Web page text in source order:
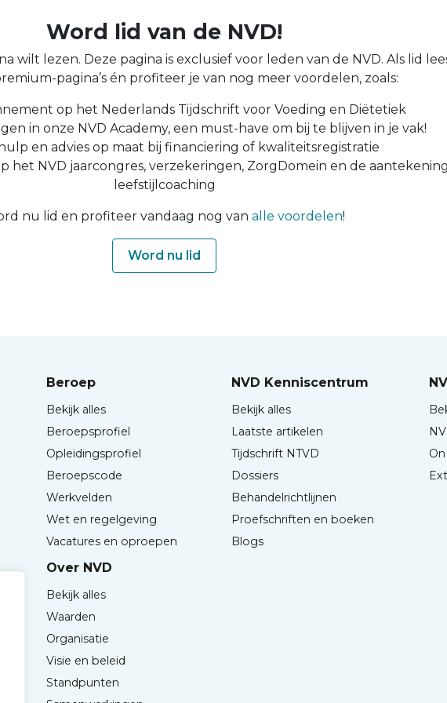
Word lid van de NVD!
wilt lezen. Deze pagina is exclusief voor leden van de NVD. Als lid
pagina’s én profiteer je van nog meer voordelen, zoals:
op het Nederlands Tijdschrift voor Voeding en Diëtetiek
in onze NVD Academy, een must-have om bij te blijven in je vak!
en advies op maat bij financiering of kwaliteitsregistratie
het NVD jaarcongres, verzekeringen, ZorgDomein en de aantekening
leefstijlcoaching
nu lid en profiteer vandaag nog van alle voordelen!
Word nu lid
Beroep
Bekijk alles
Beroepsprofiel
Opleidingsprofiel
Beroepscode
Werkvelden
Wet en regelgeving
Vacatures en oproepen
NVD Kenniscentrum
Bekijk alles
Laatste artikelen
Tijdschrift NTVD
Dossiers
Behandelrichtlijnen
Proefschriften en boeken
Blogs
Over NVD
Bekijk alles
Waarden
Organisatie
Visie en beleid
Standpunten